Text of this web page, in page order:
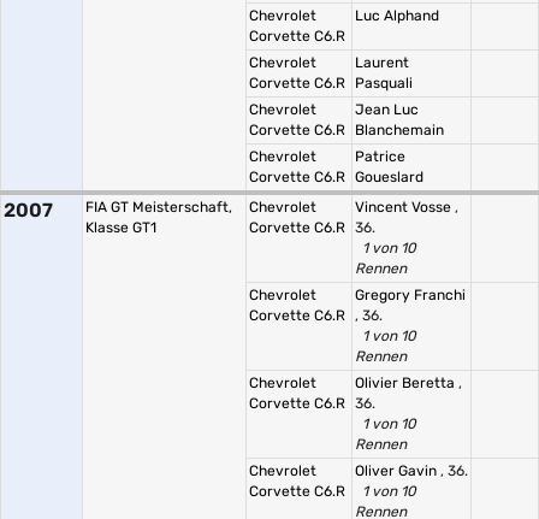
Chevrolet
Corvette C6.R
Luc Alphand
Chevrolet
Corvette C6.R
Laurent
Pasquali
Chevrolet
Corvette C6.R
Jean Luc
Blanchemain
Chevrolet
Corvette C6.R
Patrice
Goueslard
2007
FIA GT Meisterschaft,
Klasse GT1
Chevrolet
Corvette C6.R
Vincent Vosse ,
36.
1 von 10
Rennen
Chevrolet
Corvette C6.R
Gregory Franchi
, 36.
1 von 10
Rennen
Chevrolet
Corvette C6.R
Olivier Beretta ,
36.
1 von 10
Rennen
Chevrolet
Corvette C6.R
Oliver Gavin , 36.
1 von 10
Rennen